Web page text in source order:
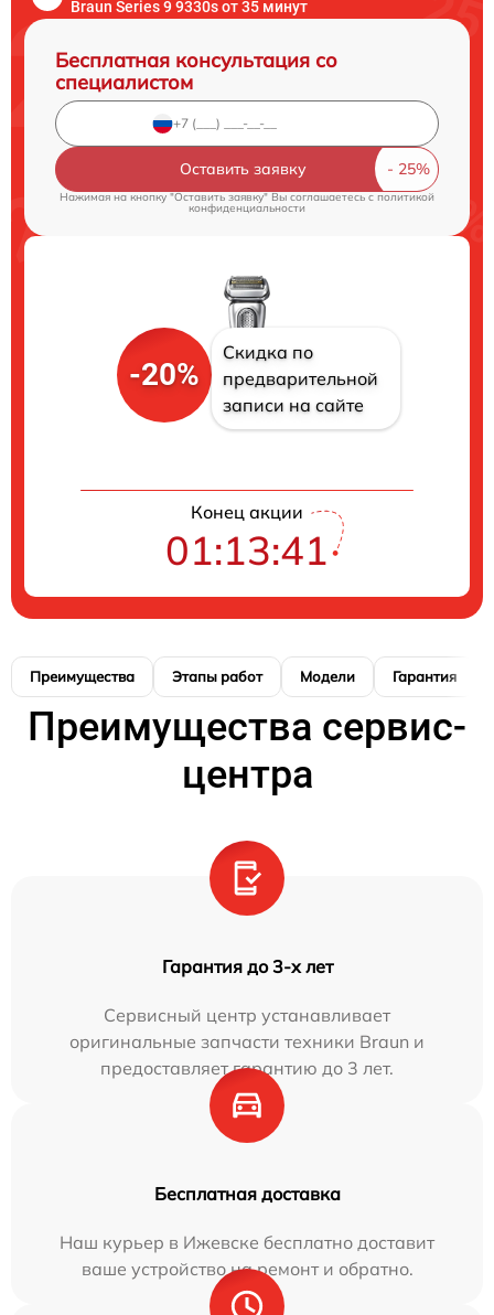
Braun Series 9 9330s от 35 минут
Бесплатная консультация со
специалистом
Оставить заявку
Нажимая на кнопку "Оставить заявку" Вы соглашаетесь cполитикой
конфиденциальности
-20%
Скидка по
предварительной
записи на сайте
Конец акции
01:13:41
Преимущества Этапы работ Модели Гарантия
Преимущества сервис-
центра
Гарантия до 3-х лет
Сервисный центр устанавливает
оригинальные запчасти техники Braun и
предоставляет гарантию до 3 лет.
Бесплатная доставка
Наш курьер в Ижевске бесплатно доставит
ваше устройство на ремонт и обратно.